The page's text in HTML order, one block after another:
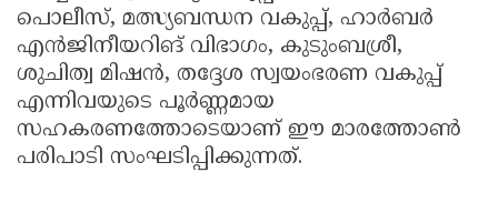
പൊലീസ്, മത്സ്യബന്ധന വകുപ്പ്, ഹാർബർ
എൻജിനീയറിങ് വിഭാഗം, കുടുംബശ്രീ,
ശുചിത്വ മിഷൻ, തദ്ദേശ സ്വയംഭരണ വകുപ്പ്
എന്നിവയുടെ പൂർണ്ണമായ
സഹകരണത്തോടെയാണ് ഈ മാരത്തോൺ
പരിപാടി സംഘടിപ്പിക്കുന്നത്.